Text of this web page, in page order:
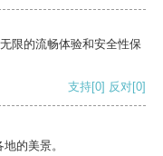
限的流畅体验和安全性保
支持[0] 反对[0]
的美景。